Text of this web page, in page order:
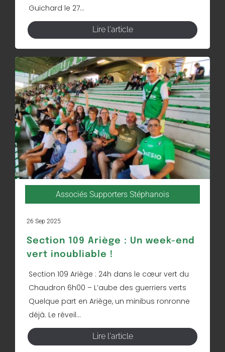
Guichard le 27...
Lire l'article
Associés Supporters Stéphanois
26 Sep 2025
Section 109 Ariège : Un week-end
vert inoubliable !
Section 109 Ariège : 24h dans le cœur vert du
Chaudron 6h00 – L’aube des guerriers verts
Quelque part en Ariège, un minibus ronronne
déjà. Le réveil...
Lire l'article